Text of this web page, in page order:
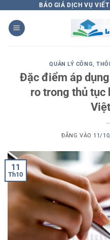
qua
nội
BÁO GIÁ DỊCH VỤ
QUẢN LÝ CÔNG,
Đặc điểm áp
ro trong thủ tục
ĐĂNG VÀO 11/
11
Th10